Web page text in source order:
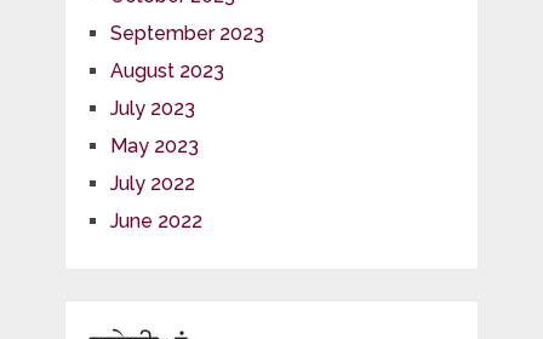
September 2023
August 2023
July 2023
May 2023
July 2022
June 2022